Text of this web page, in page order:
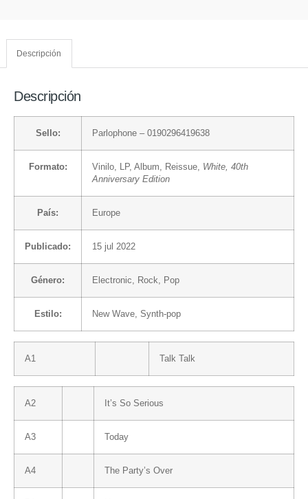
Descripción
Descripción
Sello: Parlophone – 0190296419638
Formato: Vinilo, LP, Album, Reissue, White, 40th
Anniversary Edition
País: Europe
Publicado: 15 jul 2022
Género: Electronic, Rock, Pop
Estilo: New Wave, Synth-pop
A1 Talk Talk
A2 It’s So Serious
A3 Today
A4 The Party’s Over